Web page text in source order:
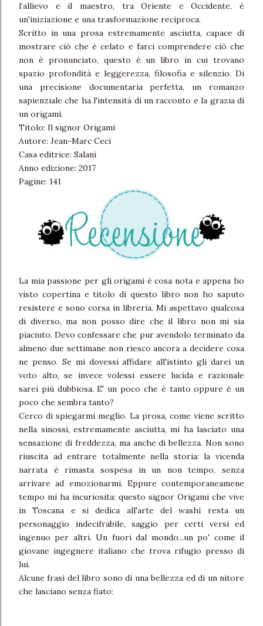
l’allievo e il maestro, tra Oriente e Occidente, è
un'iniziazione e una trasformazione reciproca.
Scritto in una prosa estremamente asciutta, capace di
mostrare ciò che è celato e farci comprendere ciò che
non è pronunciato, questo è un libro in cui trovano
spazio profondità e leggerezza, filosofia e silenzio. Di
una precisione documentaria perfetta, un romanzo
sapienziale che ha l'intensità di un racconto e la grazia di
un origami.
Titolo: Il signor Origami
Autore: Jean-Marc Ceci
Casa editrice: Salani
Anno edizione: 2017
Pagine: 141
La mia passione per gli origami è cosa nota e appena ho
visto copertina e titolo di questo libro non ho saputo
resistere e sono corsa in libreria. Mi aspettavo qualcosa
di diverso, ma non posso dire che il libro non mi sia
piaciuto. Devo confessare che pur avendolo terminato da
almeno due settimane non riesco ancora a decidere cosa
ne penso. Se mi dovessi affidare all'istinto gli darei un
voto alto, se invece volessi essere lucida e razionale
sarei più dubbiosa. E' un poco che è tanto oppure è un
poco che sembra tanto?
Cerco di spiegarmi meglio. La prosa, come viene scritto
nella sinossi, estremamente asciutta, mi ha lasciato una
sensazione di freddezza, ma anche di bellezza. Non sono
riuscita ad entrare totalmente nella storia: la vicenda
narrata è rimasta sospesa in un non tempo, senza
arrivare ad emozionarmi. Eppure contemporaneamene
tempo mi ha incuriosita: questo signor Origami che vive
in Toscana e si dedica all'arte del washi resta un
personaggio indecifrabile, saggio per certi versi ed
ingenuo per altri. Un fuori dal mondo...un po' come il
giovane ingegnere italiano che trova rifugio presso di
lui.
Alcune frasi del libro sono di una bellezza ed di un nitore
che lasciano senza fiato: